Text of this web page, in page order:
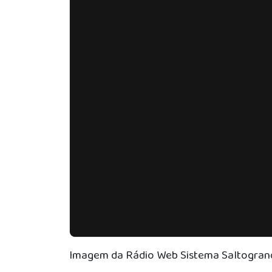
Imagem da Rádio Web Sistema